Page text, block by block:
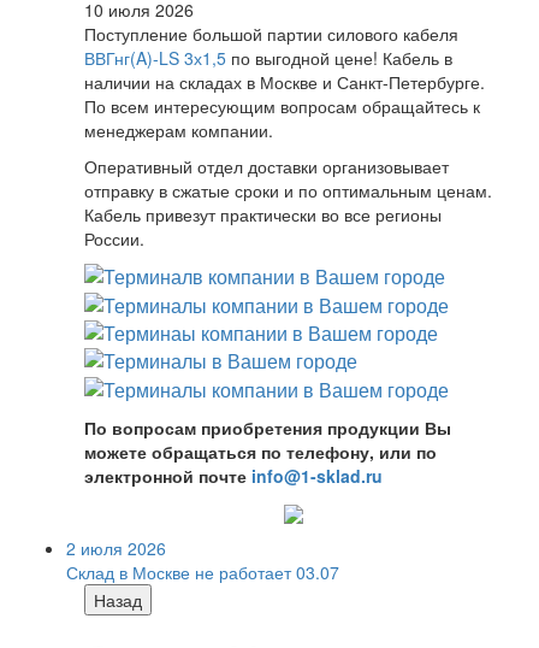
10 июля 2026
Поступление большой партии силового кабеля
ВВГнг(A)-LS 3х1,5 по выгодной цене! Кабель в
наличии на складах в Москве и Санкт-Петербурге.
По всем интересующим вопросам обращайтесь к
менеджерам компании.
Оперативный отдел доставки организовывает
отправку в сжатые сроки и по оптимальным ценам.
Кабель привезут практически во все регионы
России.
По вопросам приобретения продукции Вы
можете обращаться по телефону, или по
электронной почте info@1-sklad.ru
2 июля 2026
Склад в Москве не работает 03.07
Назад